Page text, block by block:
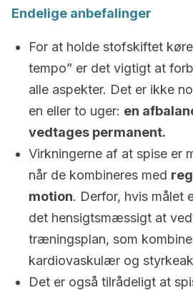
Endelige anbefalinger
For at holde stofskiftet
tempo” er det vigtigt at
alle aspekter. Det er ikke
en eller to uger: en
vedtages permanent.
Virkningerne af at spise er
når de kombineres med
motion. Derfor, hvis målet
det hensigtsmæssigt at
træningsplan, som
kardiovaskulær og
Det er også tilrådeligt at